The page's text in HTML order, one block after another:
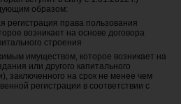
образом:
регистрация права пользования
возникает на основе договора
строения
имуществом, которое возникает на
или другого капитального
заключенного на срок не менее чем
регистрации в соответствии с